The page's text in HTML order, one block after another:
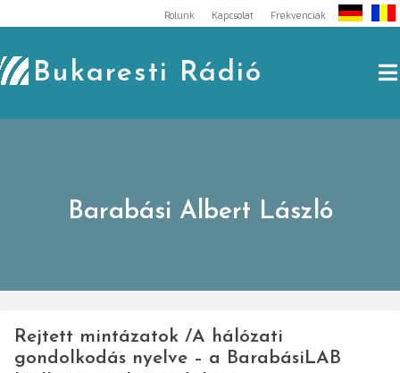
to
content
Rólunk Kapcsolat Frekvenciák
Bukaresti Rádió
Barabási Albert László
Rejtett mintázatok /A hálózati
gondolkodás nyelve – a BarabásiLAB